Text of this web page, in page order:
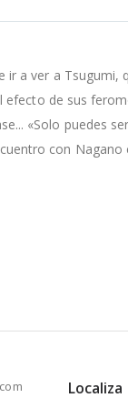
ir a ver a
de sus
«Solo puedes
con Nagano